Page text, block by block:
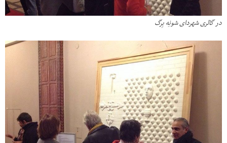
در گالری شهردای شونِه بِرگ